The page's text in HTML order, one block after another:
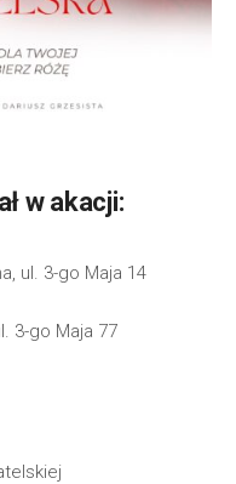
w akacji:
ul. 3-go Maja 14
3-go Maja 77